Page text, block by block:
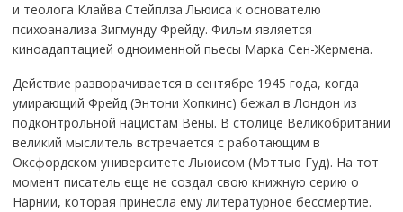
и теолога Клайва Стейплза Льюиса к основателю
психоанализа Зигмунду Фрейду. Фильм является
киноадаптацией одноименной пьесы Марка Сен-Жермена.
Действие разворачивается в сентябре 1945 года, когда
умирающий Фрейд (Энтони Хопкинс) бежал в Лондон из
подконтрольной нацистам Вены. В столице Великобритании
великий мыслитель встречается с работающим в
Оксфордском университете Льюисом (Мэттью Гуд). На тот
момент писатель еще не создал свою книжную серию о
Нарнии, которая принесла ему литературное бессмертие.